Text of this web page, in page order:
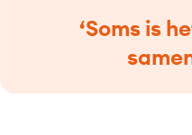
‘Soms is